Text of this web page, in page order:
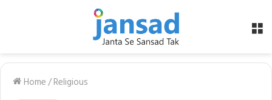
Home/Religious